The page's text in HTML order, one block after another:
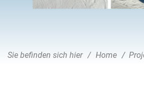
Sie befinden sich hier Home